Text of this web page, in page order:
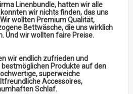
Linenbundle, hatten wir alle
wir nichts finden, das uns
wollten Premium Qualität,
Bettwäsche, die uns wirklich
Und wir wollten faire Preise.
wir endlich zufrieden und
Produkte auf den
superweiche
Accessoires,
Schlaf.